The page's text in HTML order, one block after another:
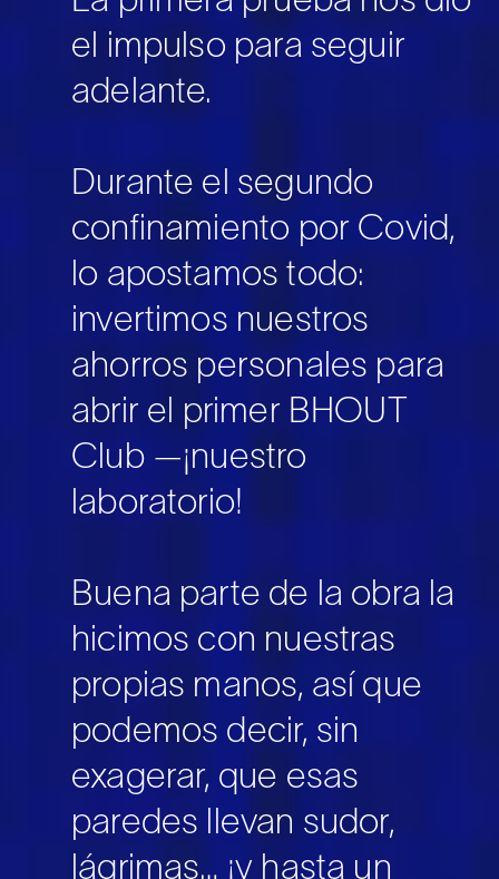
el impulso para seguir
adelante.
Durante el segundo
confinamiento por Covid,
lo apostamos todo:
invertimos nuestros
ahorros personales para
abrir el primer BHOUT
Club —¡nuestro
laboratorio!
Buena parte de la obra la
hicimos con nuestras
propias manos, así que
podemos decir, sin
exagerar, que esas
paredes llevan sudor,
lágrimas… ¡y hasta un